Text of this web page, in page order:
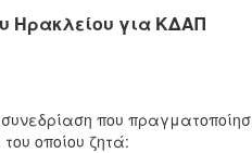
Ηρακλείου για ΚΔΑΠ
που
οποίου ζητά: